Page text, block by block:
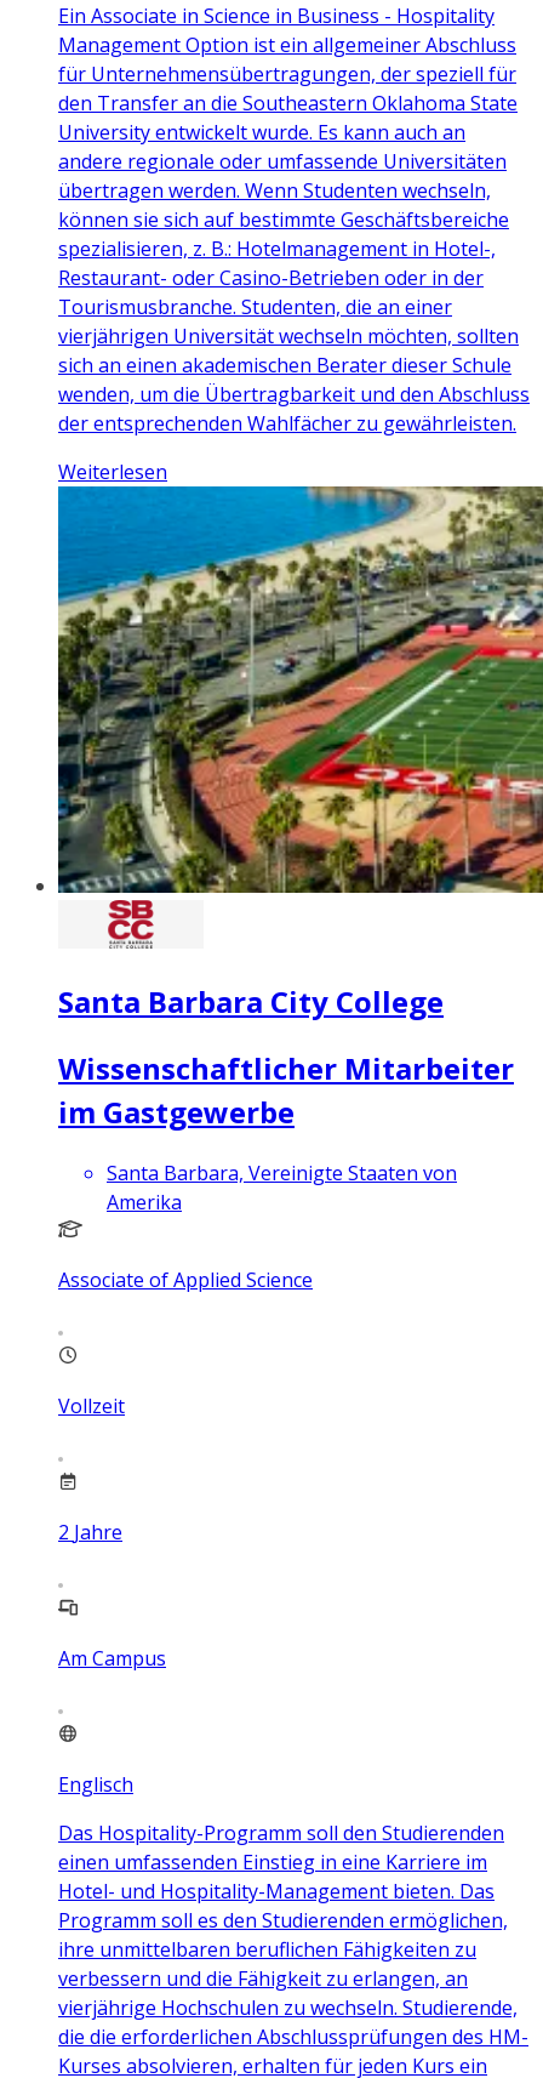
Ein Associate in Science in Business - Hospitality
Management Option ist ein allgemeiner Abschluss
für Unternehmensübertragungen, der speziell für
den Transfer an die Southeastern Oklahoma State
University entwickelt wurde. Es kann auch an
andere regionale oder umfassende Universitäten
übertragen werden. Wenn Studenten wechseln,
können sie sich auf bestimmte Geschäftsbereiche
spezialisieren, z. B.: Hotelmanagement in Hotel-,
Restaurant- oder Casino-Betrieben oder in der
Tourismusbranche. Studenten, die an einer
vierjährigen Universität wechseln möchten, sollten
sich an einen akademischen Berater dieser Schule
wenden, um die Übertragbarkeit und den Abschluss
der entsprechenden Wahlfächer zu gewährleisten.
Weiterlesen
Santa Barbara City College
Wissenschaftlicher Mitarbeiter
im Gastgewerbe
Santa Barbara, Vereinigte Staaten von
Amerika
Associate of Applied Science
Vollzeit
2 Jahre
Am Campus
Englisch
Das Hospitality-Programm soll den Studierenden
einen umfassenden Einstieg in eine Karriere im
Hotel- und Hospitality-Management bieten. Das
Programm soll es den Studierenden ermöglichen,
ihre unmittelbaren beruflichen Fähigkeiten zu
verbessern und die Fähigkeit zu erlangen, an
vierjährige Hochschulen zu wechseln. Studierende,
die die erforderlichen Abschlussprüfungen des HM-
Kurses absolvieren, erhalten für jeden Kurs ein